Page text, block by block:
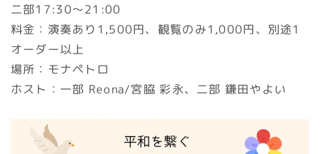
二部17:30～21:00
料金：演奏あり1,500円、観覧のみ1,000円、別途1
オーダー以上
場所：モナペトロ
ホスト：一部 Reona/宮脇 彩永、二部 鎌田やよい